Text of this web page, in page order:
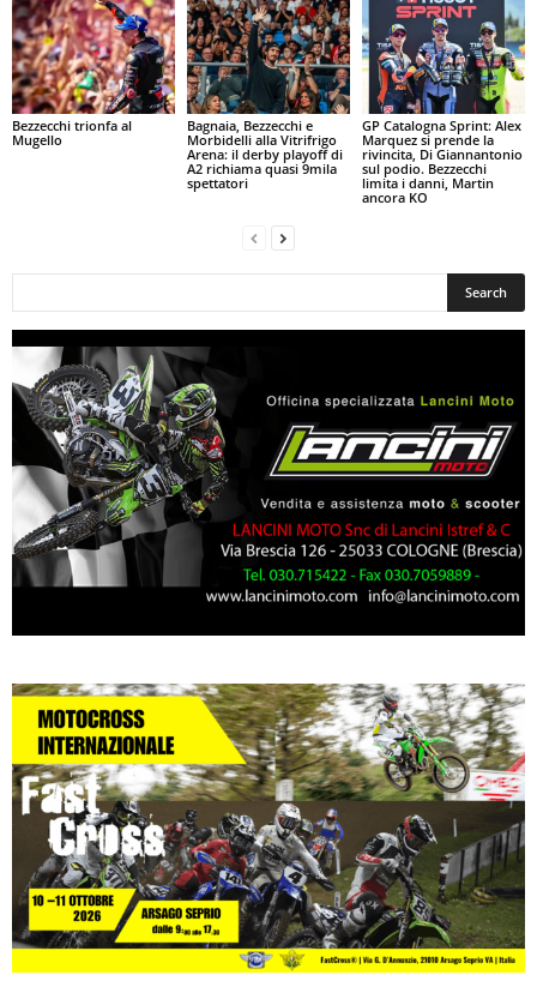
Bezzecchi trionfa al
Mugello
Bagnaia, Bezzecchi e
Morbidelli alla Vitrifrigo
Arena: il derby playoff di
A2 richiama quasi 9mila
spettatori
GP Catalogna Sprint: Alex
Marquez si prende la
rivincita, Di Giannantonio
sul podio. Bezzecchi
limita i danni, Martin
ancora KO